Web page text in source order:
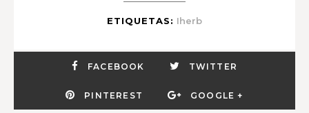
ETIQUETAS: Iherb
FACEBOOK TWITTER
PINTEREST GOOGLE +